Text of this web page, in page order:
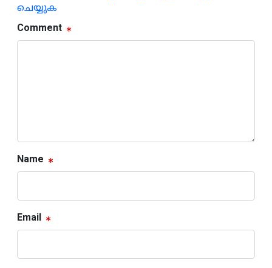
ചെയ്യുക
Comment
Name
Email